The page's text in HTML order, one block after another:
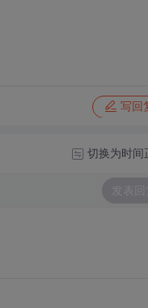
写回
切换为时间
发表回